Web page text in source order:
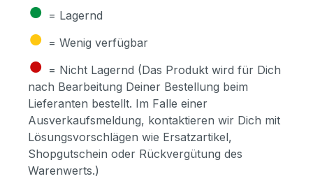
● = Lagernd
● = Wenig verfügbar
● = Nicht Lagernd (Das Produkt wird für Dich
nach Bearbeitung Deiner Bestellung beim
Lieferanten bestellt. Im Falle einer
Ausverkaufsmeldung, kontaktieren wir Dich mit
Lösungsvorschlägen wie Ersatzartikel,
Shopgutschein oder Rückvergütung des
Warenwerts.)